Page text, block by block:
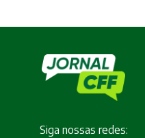
Siga nossas redes: